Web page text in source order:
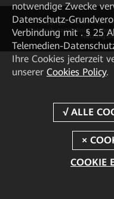
Copyright © 2026 Huawei
Datenschutzrichtlinie
notwendige Zwecke
Datenschutz-
Verbindung mit . § 25
Telemedien-
Ihre Cookies jederzeit
unserer Cookies Policy.
COOKIE